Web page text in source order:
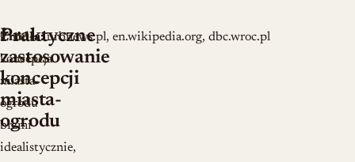
Praktyczne
zastosowanie
koncepcji
miasta-
ogrodu
Choć
koncepcja
miasta-
ogrodu
brzmi
idealistycznie,
Źródła:urbnews.pl, en.wikipedia.org, dbc.wroc.pl